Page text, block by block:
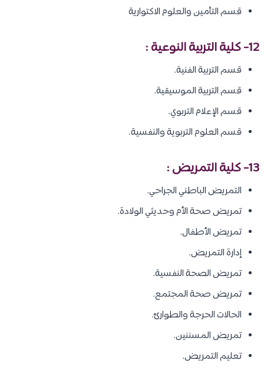
قسم التأمين والعلوم الاكتوارية
12- كلية التربية النوعية :
قسم التربية الفنية.
قسم التربية الموسيقية.
قسم الإعلام التربوي.
قسم العلوم التربوية والنفسية.
13- كلية التمريض :
التمريض الباطني الجراحي.
تمريض صحة الأم وحديثي الولادة.
تمريض الأطفال.
إدارة التمريض.
تمريض الصحة النفسية.
تمريض صحة المجتمع.
الحالات الحرجة والطوارئ.
تمريض المسننين.
تعليم التمريض.